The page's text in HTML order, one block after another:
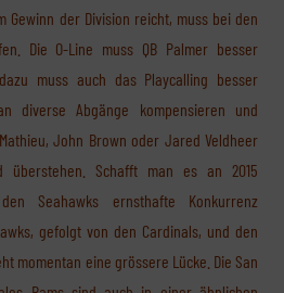
Gewinn der Division reicht, muss bei den
Die O-Line muss QB Palmer besser
muss auch das Playcalling besser
diverse Abgänge kompensieren und
John Brown oder Jared Veldheer
überstehen. Schafft man es an 2015
Seahawks ernsthafte Konkurrenz
gefolgt von den Cardinals, und den
momentan eine grössere Lücke. Die San